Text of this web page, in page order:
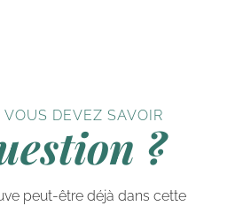
DEVEZ SAVOIR
?
peut-être déjà dans cette